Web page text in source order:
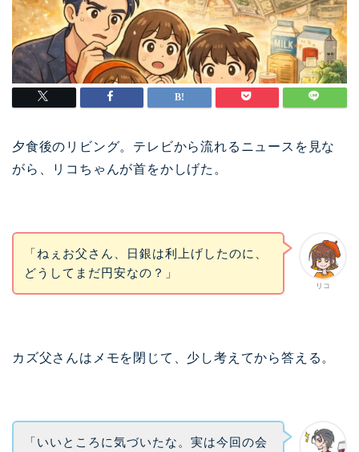
夕食後のリビング。テレビから流れるニュースを見な
がら、リコちゃんが首をかしげた。
リコ
「ねぇお父さん、日銀は利上げしたのに、
どうしてまだ円安なの？」
カズ父さんはメモを閉じて、少し考えてから答える。
「いいところに気づいたな。実は今回の会